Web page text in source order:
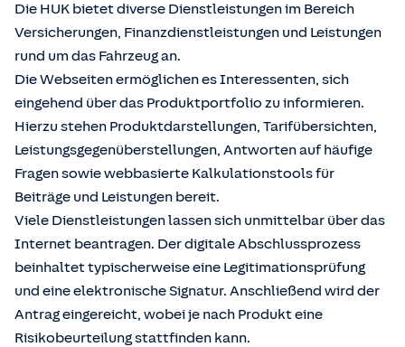
Die HUK bietet diverse Dienstleistungen im Bereich
Versicherungen, Finanzdienstleistungen und Leistungen
rund um das Fahrzeug an.
Die Webseiten ermöglichen es Interessenten, sich
eingehend über das Produktportfolio zu informieren.
Hierzu stehen Produktdarstellungen, Tarifübersichten,
Leistungsgegenüberstellungen, Antworten auf häufige
Fragen sowie webbasierte Kalkulationstools für
Beiträge und Leistungen bereit.
Viele Dienstleistungen lassen sich unmittelbar über das
Internet beantragen. Der digitale Abschlussprozess
beinhaltet typischerweise eine Legitimationsprüfung
und eine elektronische Signatur. Anschließend wird der
Antrag eingereicht, wobei je nach Produkt eine
Risikobeurteilung stattfinden kann.